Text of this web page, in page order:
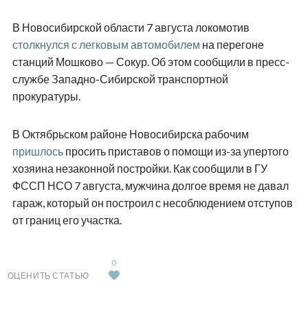
В Новосибирской области 7 августа локомотив
столкнулся с легковым автомобилем на перегоне
станций Мошково — Сокур. Об этом сообщили в пресс-
службе Западно-Сибирской транспортной
прокуратуры.
В Октябрьском районе Новосибирска рабочим
пришлось просить приставов о помощи из-за упертого
хозяина незаконной постройки. Как сообщили в ГУ
ФССП НСО 7 августа, мужчина долгое время не давал
гараж, который он построил с несоблюдением отступов
от границ его участка.
ОЦЕНИТЬ СТАТЬЮ
0